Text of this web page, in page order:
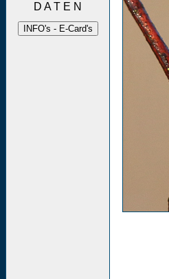
D A T E N